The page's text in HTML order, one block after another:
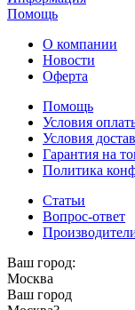
Помощь
О компании
Новости
Оферта
Помощь
Условия
Условия
Гарантия на
Политика
Статьи
Вопрос-ответ
Ваш город:
Москва
Ваш город